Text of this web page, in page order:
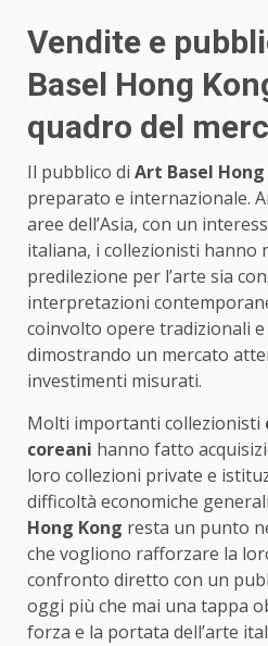
Vendite e
Basel Hong
quadro del
Il pubblico di Art Basel Hong
preparato e internazionale.
aree dell’Asia, con un
italiana, i collezionisti hanno
predilezione per l’arte sia
interpretazioni
coinvolto opere tradizionali
dimostrando un mercato
investimenti misurati.
Molti importanti collezionisti
coreani hanno fatto
loro collezioni private e
difficoltà economiche
Hong Kong resta un punto
che vogliono rafforzare la
confronto diretto con un
oggi più che mai una tappa
forza e la portata dell’arte